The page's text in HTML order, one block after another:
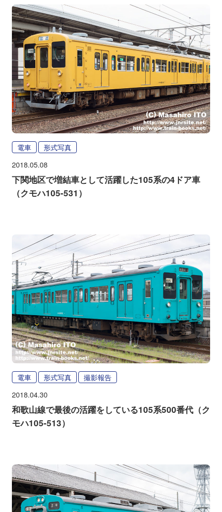
電車 形式写真
2018.05.08
下関地区で増結車として活躍した105系の4ドア車
（クモハ105-531）
電車 形式写真 撮影報告
2018.04.30
和歌山線で最後の活躍をしている105系500番代（ク
モハ105-513）